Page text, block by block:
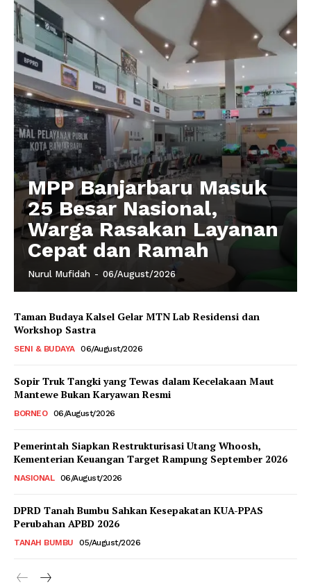
MPP Banjarbaru Masuk
25 Besar Nasional,
Warga Rasakan Layanan
Cepat dan Ramah
Nurul Mufidah - 06/August/2026
Taman Budaya Kalsel Gelar MTN Lab Residensi dan
Workshop Sastra
SENI & BUDAYA 06/August/2026
Sopir Truk Tangki yang Tewas dalam Kecelakaan Maut
Mantewe Bukan Karyawan Resmi
BORNEO 06/August/2026
Pemerintah Siapkan Restrukturisasi Utang Whoosh,
Kementerian Keuangan Target Rampung September 2026
NASIONAL 06/August/2026
DPRD Tanah Bumbu Sahkan Kesepakatan KUA-PPAS
Perubahan APBD 2026
TANAH BUMBU 05/August/2026